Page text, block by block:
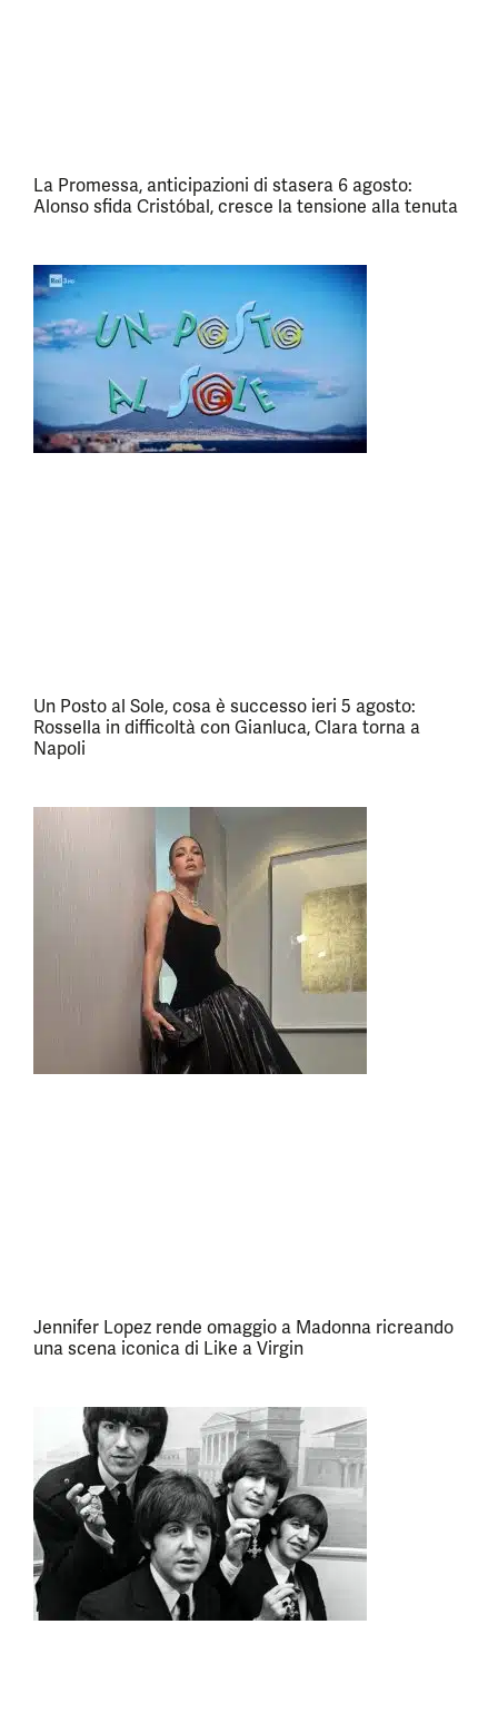
La Promessa, anticipazioni di stasera 6 agosto:
Alonso sfida Cristóbal, cresce la tensione alla tenuta
Un Posto al Sole, cosa è successo ieri 5 agosto:
Rossella in difficoltà con Gianluca, Clara torna a
Napoli
Jennifer Lopez rende omaggio a Madonna ricreando
una scena iconica di Like a Virgin